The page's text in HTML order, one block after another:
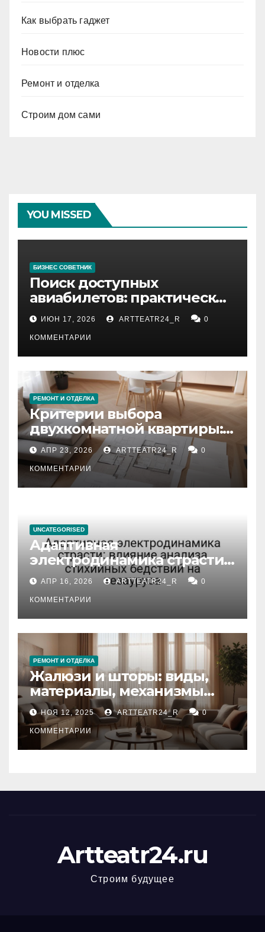
Как выбрать гаджет
Новости плюс
Ремонт и отделка
Строим дом сами
YOU MISSED
БИЗНЕС СОВЕТНИК
Поиск доступных
авиабилетов: практические
рекомендации
ИЮН 17, 2026 ARTTEATR24_R 0
КОММЕНТАРИИ
РЕМОНТ И ОТДЕЛКА
Критерии выбора
двухкомнатной квартиры:
планировка, площадь,
состояние и документация
АПР 23, 2026 ARTTEATR24_R 0
КОММЕНТАРИИ
UNCATEGORISED
Адаптивная
электродинамика страсти:
влияние анализа
стихийных бедствий на
тезауруса
АПР 16, 2026 ARTTEATR24_R 0
КОММЕНТАРИИ
РЕМОНТ И ОТДЕЛКА
Жалюзи и шторы: виды,
материалы, механизмы
управления и уход
НОЯ 12, 2025 ARTTEATR24_R 0
КОММЕНТАРИИ
Artteatr24.ru
Строим будущее